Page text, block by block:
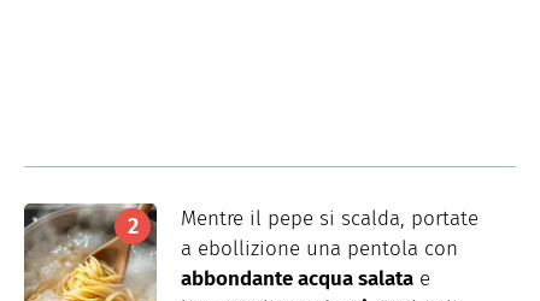
Mentre il pepe si scalda, portate
a ebollizione una pentola con
abbondante acqua salata e